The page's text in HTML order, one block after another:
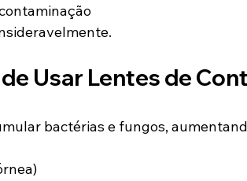
Usar Lentes de
bactérias e fungos,